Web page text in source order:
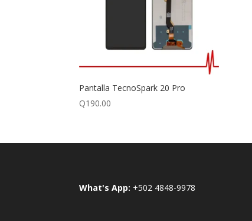
Pantalla TecnoSpark 20 Pro
Q190.00
What's App: +502 4848-9978